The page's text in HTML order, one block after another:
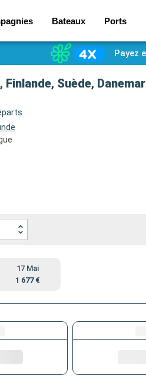
Bateaux Ports
Payez
Suède,
17 Mai
1 677 €